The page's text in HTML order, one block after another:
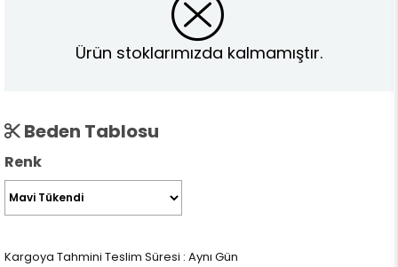
Ürün stoklarımızda kalmamıştır.
Beden Tablosu
Renk
Kargoya Tahmini Teslim Süresi : Aynı Gün